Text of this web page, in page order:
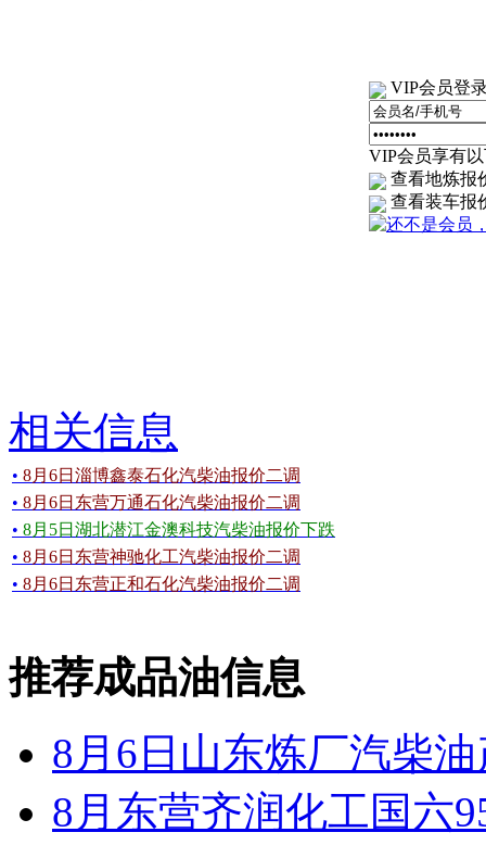
VIP会员登
VIP会员享有
查看地炼报
查看装车报
相关信息
• 8月6日淄博鑫泰石化汽柴油报价二调
• 8月6日东营万通石化汽柴油报价二调
• 8月5日湖北潜江金澳科技汽柴油报价下跌
• 8月6日东营神驰化工汽柴油报价二调
• 8月6日东营正和石化汽柴油报价二调
推荐成品油信息
8月6日山东炼厂汽柴
8月东营齐润化工国六